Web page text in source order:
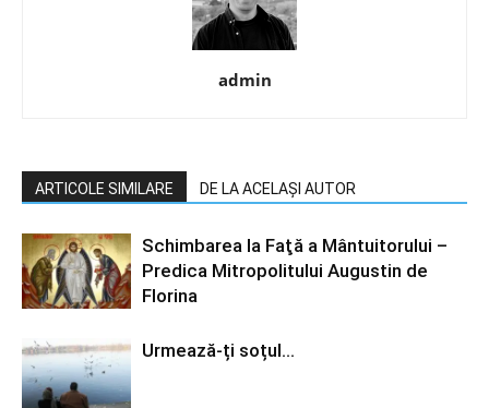
admin
ARTICOLE SIMILARE DE LA ACELAȘI AUTOR
Schimbarea la Faţă a Mântuitorului –
Predica Mitropolitului Augustin de
Florina
Urmează-ți soțul…